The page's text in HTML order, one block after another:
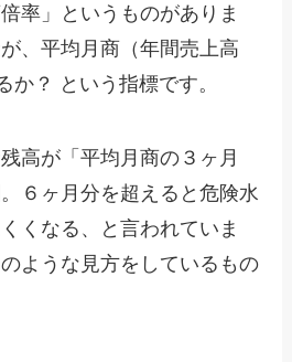
率」というものがありま
、平均月商（年間売上高
か？ という指標です。
高が「平均月商の３ヶ月
６ヶ月分を超えると危険水
くなる、と言われていま
ような見方をしているもの